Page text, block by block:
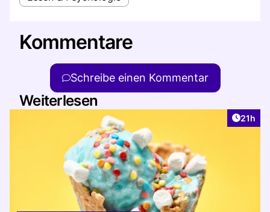
Kommentare
Schreibe einen Kommentar
Weiterlesen
Artikel
21h